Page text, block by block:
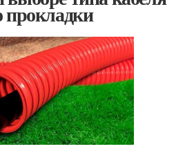
прокладки